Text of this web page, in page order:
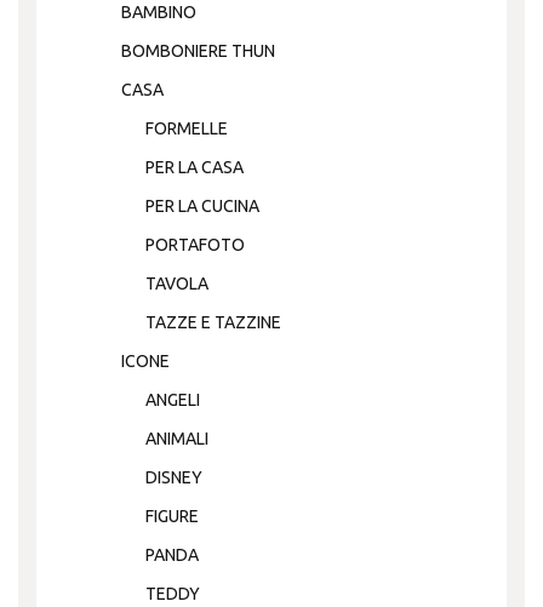
BAMBINO
BOMBONIERE THUN
CASA
FORMELLE
PER LA CASA
PER LA CUCINA
PORTAFOTO
TAVOLA
TAZZE E TAZZINE
ICONE
ANGELI
ANIMALI
DISNEY
FIGURE
PANDA
TEDDY